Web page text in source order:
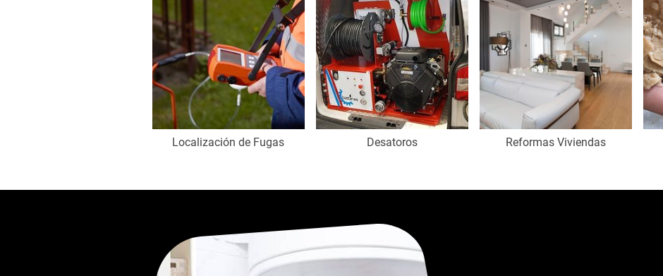
Localización de Fugas Desatoros Reformas Viviendas